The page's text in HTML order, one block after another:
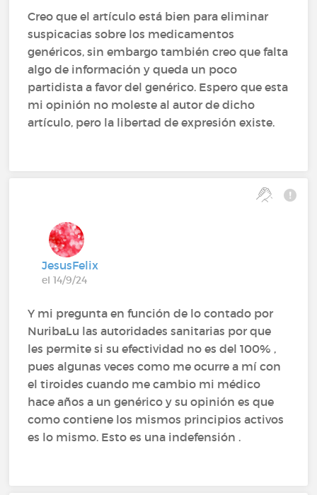
Creo que el artículo está bien para eliminar
suspicacias sobre los medicamentos
genéricos, sin embargo también creo que falta
algo de información y queda un poco
partidista a favor del genérico. Espero que esta
mi opinión no moleste al autor de dicho
artículo, pero la libertad de expresión existe.
JesusFelix
el 14/9/24
Y mi pregunta en función de lo contado por
NuribaLu las autoridades sanitarias por que
les permite si su efectividad no es del 100% ,
pues algunas veces como me ocurre a mí con
el tiroides cuando me cambio mi médico
hace años a un genérico y su opinión es que
como contiene los mismos principios activos
es lo mismo. Esto es una indefensión .